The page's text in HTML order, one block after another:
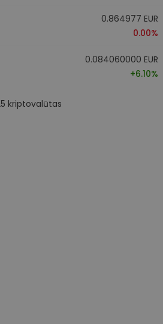
0.864977 EUR
0.00%
0.084060000 EUR
+6.10%
kriptovalūtas